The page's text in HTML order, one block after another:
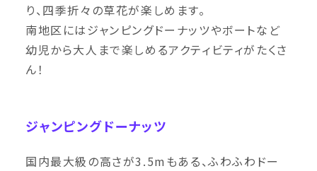
り、四季折々の草花が楽しめます。
南地区にはジャンピングドーナッツやボートなど
幼児から大人まで楽しめるアクティビティがたくさ
ん！
ジャンピングドーナッツ
国内最大級の高さが3.5mもある、ふわふわドー